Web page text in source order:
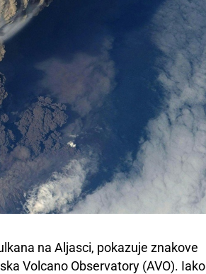
na Aljasci, pokazuje znakove
Volcano Observatory (AVO). Iako